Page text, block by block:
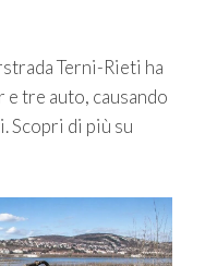
Terni-Rieti ha
tre auto, causando
Scopri di più su